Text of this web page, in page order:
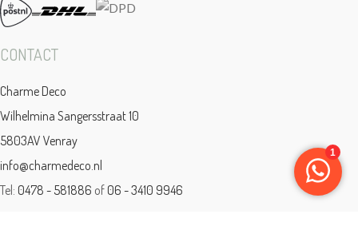
CONTACT
Charme Deco
Wilhelmina Sangersstraat 10
5803AV Venray
info@charmedeco.nl
Tel: 0478 - 581886 of 06 - 3410 9946